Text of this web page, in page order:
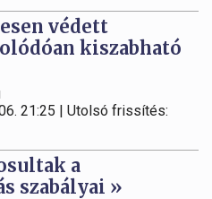
védett
kiszabható
21:25 | Utolsó frissítés:
a
szabályai »